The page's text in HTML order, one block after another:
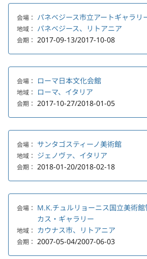
会場： パネベジース市立アートギャラリ
地域： パネベジース、リトアニア
会期： 2017-09-13/2017-10-08
会場： ローマ日本文化会館
地域： ローマ、イタリア
会期： 2017-10-27/2018-01-05
会場： サンタゴスティーノ美術館
地域： ジェノヴァ、イタリア
会期： 2018-01-20/2018-02-18
会場： M.K.チュルリョーニス国立美術
カス・ギャラリー
地域： カウナス市、リトアニア
会期： 2007-05-04/2007-06-03